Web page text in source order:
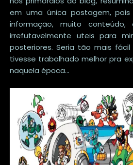
em uma única postagem, pois
informação, muito conteúdo,
irrefutavelmente uteis para
posteriores. Seria tão mais
tivesse trabalhado melhor pra
naquela época...